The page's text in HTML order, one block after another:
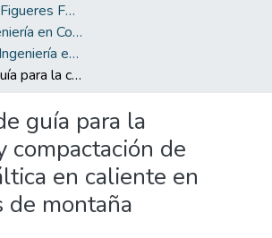
Biblioteca José Figueres Ferrer
Escuela de Ingeniería en Construcción
Licenciatura en Ingeniería en Construcción
Propuesta de guía para la colocación y compactación de mezcla asfáltica en caliente en condiciones de montaña
guía para la
compactación de
en caliente en
de montaña